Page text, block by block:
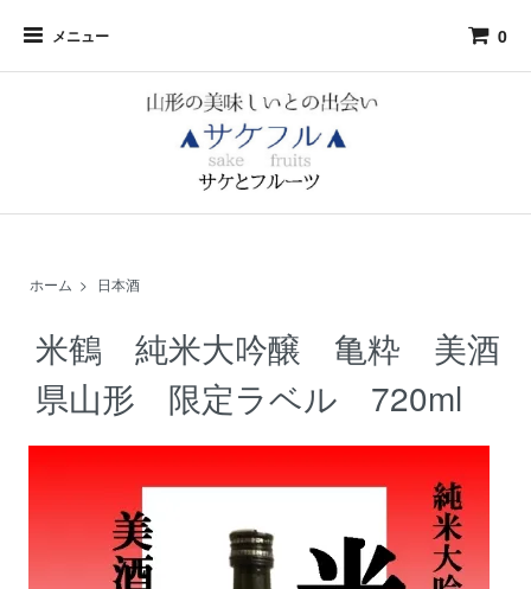
メニュー 0
ホーム > 日本酒
米鶴 純米大吟醸 亀粋 美酒
県山形 限定ラベル 720ml